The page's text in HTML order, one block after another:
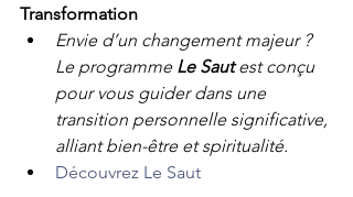
Transformation
Envie d’un changement majeur ?
Le programme Le Saut est conçu
pour vous guider dans une
transition personnelle significative,
alliant bien-être et spiritualité.
Découvrez Le Saut